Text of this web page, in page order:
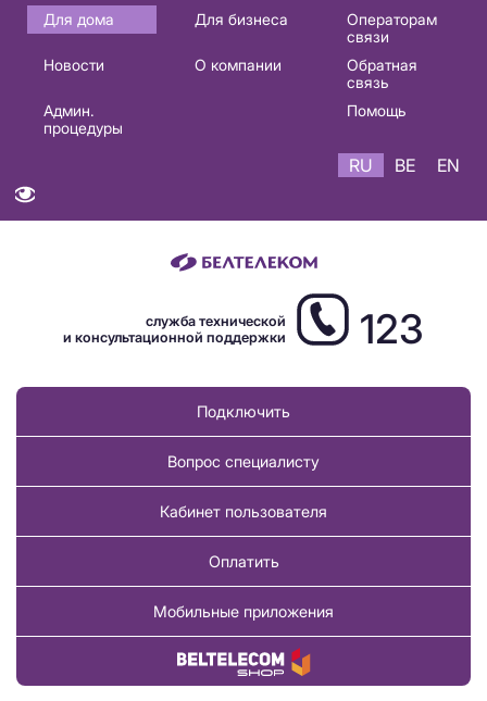
Основная
навигация
Для дома Для бизнеса
Операторам
связи
Новости
О компании
Обратная
связь
Админ.
процедуры
Помощь
RU BE EN
служба технической
и консультационной поддержки
123
Подключить
Вопрос специалисту
Кабинет пользователя
Оплатить
Мобильные приложения
Купить товар